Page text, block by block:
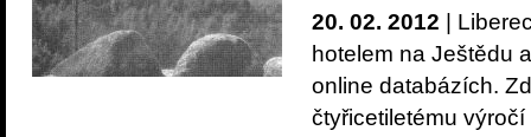
20. 02. 2012 |
hotelem na Ještědu
online databázích.
čtyřicetiletému výročí